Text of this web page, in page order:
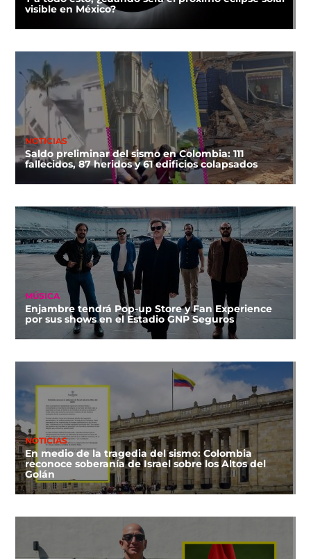
visible en México?
NOTICIAS
Saldo preliminar del sismo en Colombia: 111
fallecidos, 87 heridos y 61 edificios colapsados
MÚSICA
Enjambre tendrá Pop-up Store y Fan Experience
por sus shows en el Estadio GNP Seguros
NOTICIAS
En medio de la tragedia del sismo: Colombia
reconoce soberanía de Israel sobre los Altos del
Golán